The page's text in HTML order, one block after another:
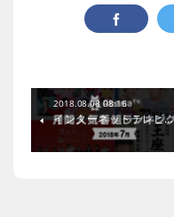
2018.08.08 08:16
インターネットテレビ…